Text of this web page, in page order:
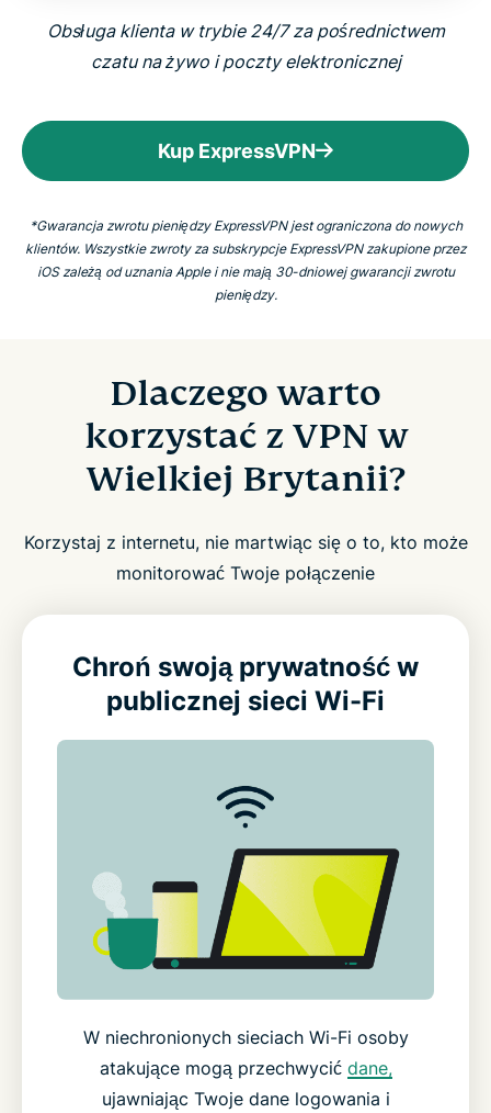
Obsługa klienta w trybie 24/7 za pośrednictwem
czatu na żywo i poczty elektronicznej
Kup ExpressVPN
*Gwarancja zwrotu pieniędzy ExpressVPN jest ograniczona do nowych
klientów. Wszystkie zwroty za subskrypcje ExpressVPN zakupione przez
iOS zależą od uznania Apple i nie mają 30-dniowej gwarancji zwrotu
pieniędzy.
Dlaczego warto
korzystać z VPN w
Wielkiej Brytanii?
Korzystaj z internetu, nie martwiąc się o to, kto może
monitorować Twoje połączenie
Chroń swoją prywatność w
publicznej sieci Wi-Fi
W niechronionych sieciach Wi-Fi osoby
atakujące mogą przechwycić dane,
ujawniając Twoje dane logowania i